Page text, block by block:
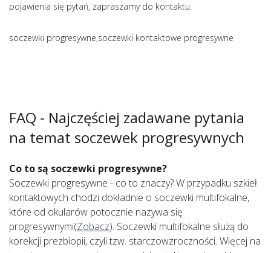
pojawienia się pytań, zapraszamy do kontaktu.
soczewki progresywne,soczewki kontaktowe progresywne
FAQ - Najczęściej zadawane pytania
na temat soczewek progresywnych
Co to są soczewki progresywne?
Soczewki progresywne - co to znaczy? W przypadku szkieł
kontaktowych chodzi dokładnie o soczewki multifokalne,
które od okularów potocznie nazywa się
progresywnymi(Zobacz). Soczewki multifokalne służą do
korekcji prezbiopii, czyli tzw. starczowzroczności. Więcej na